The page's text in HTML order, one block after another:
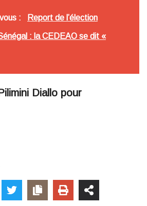
: Report de l’élection
: la CEDEAO se dit «
Diallo pour